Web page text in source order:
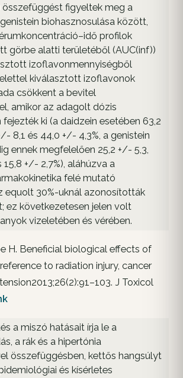
összefüggést figyeltek meg a
biohasznosulása között,
profilok
görbe alatti területéből (AUC(inf))
izoflavonmennyiségből
kiválasztott izoflavonok
csökkent a bevitel
amikor az adagolt dózis
ki (a daidzein esetében 63,2
8,1 és 44,0 +/- 4,3%, a genistein
ennek megfelelően 25,2 +/- 5,3,
15,8 +/- 2,7%), aláhúzva a
felé mutató
equolt 30%-uknál azonosították
ez következetesen jelen volt
vizeletében és vérében.
H. Beneficial biological effects of
to radiation injury, cancer
J Toxicol
a miszó hatásait írja le a
a rák és a hipertónia
összefüggésben, kettős hangsúlyt
és kísérletes